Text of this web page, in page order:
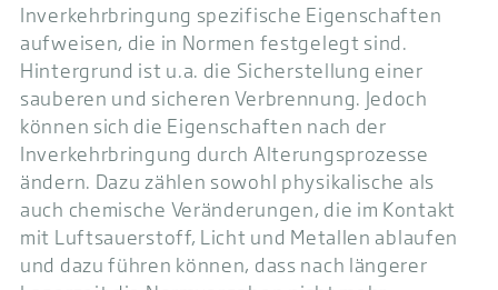
Inverkehrbringung spezifische Eigenschaften
aufweisen, die in Normen festgelegt sind.
Hintergrund ist u.a. die Sicherstellung einer
sauberen und sicheren Verbrennung. Jedoch
können sich die Eigenschaften nach der
Inverkehrbringung durch Alterungsprozesse
ändern. Dazu zählen sowohl physikalische als
auch chemische Veränderungen, die im Kontakt
mit Luftsauerstoff, Licht und Metallen ablaufen
und dazu führen können, dass nach längerer